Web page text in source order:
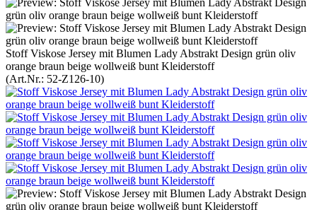
Stoff Viskose Jersey mit Blumen Lady Abstrakt Design grün oliv
orange braun beige wollweiß bunt Kleiderstoff
(Art.Nr.: 52-Z126-10)